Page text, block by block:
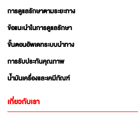
การดูแลรักษาตามระยะทาง
ข้อแนะนำในการดูแลรักษา
ขั้นตอนอัพเดทระบบนำทาง
การรับประกันคุณภาพ
น้ำมันเครื่องและเคมีภัณฑ์
เกี่ยวกับเรา